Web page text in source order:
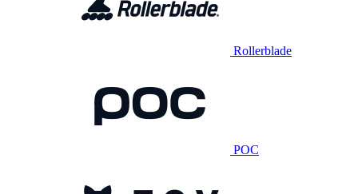
Rollerblade
POC